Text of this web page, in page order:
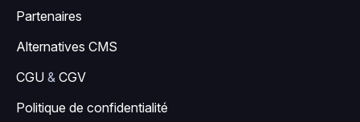
Partenaires
Alternatives CMS
CGU & CGV
Politique de confidentialité